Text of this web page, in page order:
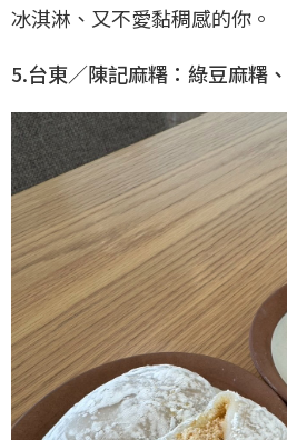
冰淇淋、又不愛黏稠感的你。
5.台東／陳記麻糬：綠豆麻糬